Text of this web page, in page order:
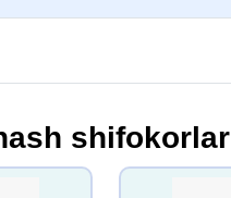
shifokorlar